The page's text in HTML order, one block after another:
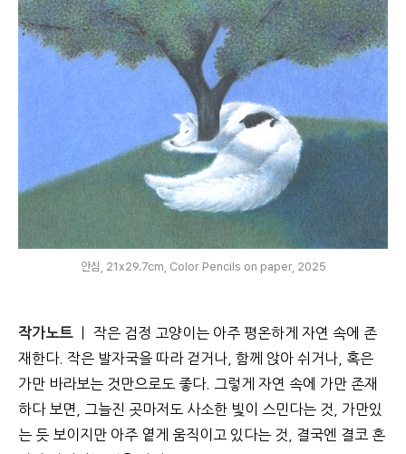
안심, 21x29.7cm, Color Pencils on paper, 2025
작가노트
작은 검정 고양이는 아주 평온하게 자연 속에 존
재한다. 작은 발자국을 따라 걷거나, 함께 앉아 쉬거나, 혹은
가만 바라보는 것만으로도 좋다. 그렇게 자연 속에 가만 존재
하다 보면, 그늘진 곳마저도 사소한 빛이 스민다는 것, 가만있
는 듯 보이지만 아주 옅게 움직이고 있다는 것, 결국엔 결코 혼